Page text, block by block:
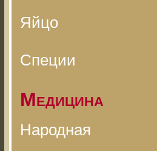
Яйцо
Специи
Медицина
Народная